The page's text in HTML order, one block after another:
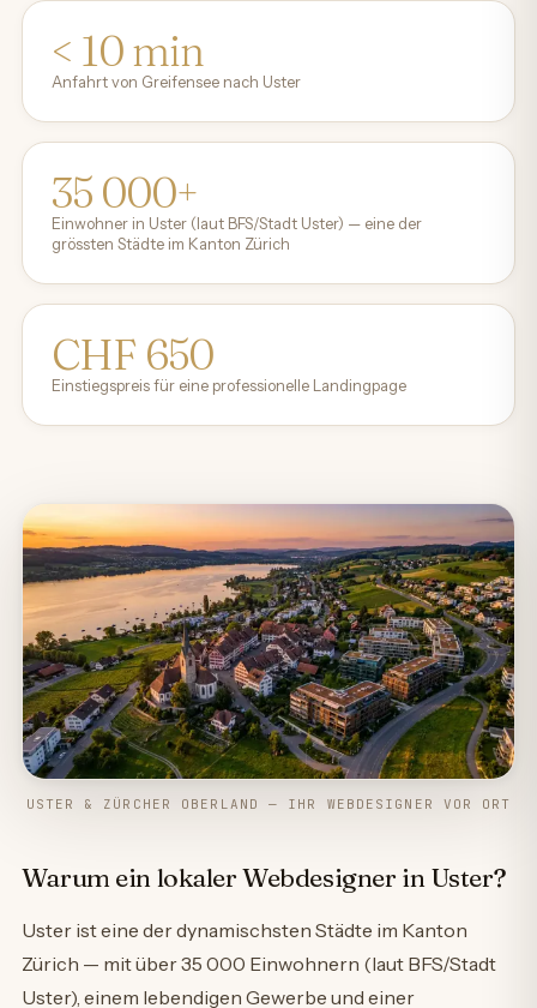
< 10 min
Anfahrt von Greifensee nach Uster
35 000+
Einwohner in Uster (laut BFS/Stadt Uster) — eine der
grössten Städte im Kanton Zürich
CHF 650
Einstiegspreis für eine professionelle Landingpage
USTER & ZÜRCHER OBERLAND — IHR WEBDESIGNER VOR ORT
Warum ein lokaler Webdesigner in Uster?
Uster ist eine der dynamischsten Städte im Kanton
Zürich — mit über 35 000 Einwohnern (laut BFS/Stadt
Uster), einem lebendigen Gewerbe und einer